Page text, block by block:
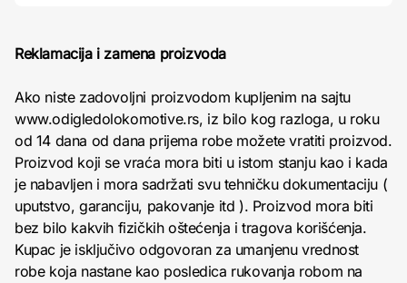
Reklamacija i zamena proizvoda
Ako niste zadovoljni proizvodom kupljenim na sajtu
www.odigledolokomotive.rs, iz bilo kog razloga, u roku
od 14 dana od dana prijema robe možete vratiti proizvod.
Proizvod koji se vraća mora biti u istom stanju kao i kada
je nabavljen i mora sadržati svu tehničku dokumentaciju (
uputstvo, garanciju, pakovanje itd ). Proizvod mora biti
bez bilo kakvih fizičkih oštećenja i tragova korišćenja.
Kupac je isključivo odgovoran za umanjenu vrednost
robe koja nastane kao posledica rukovanja robom na